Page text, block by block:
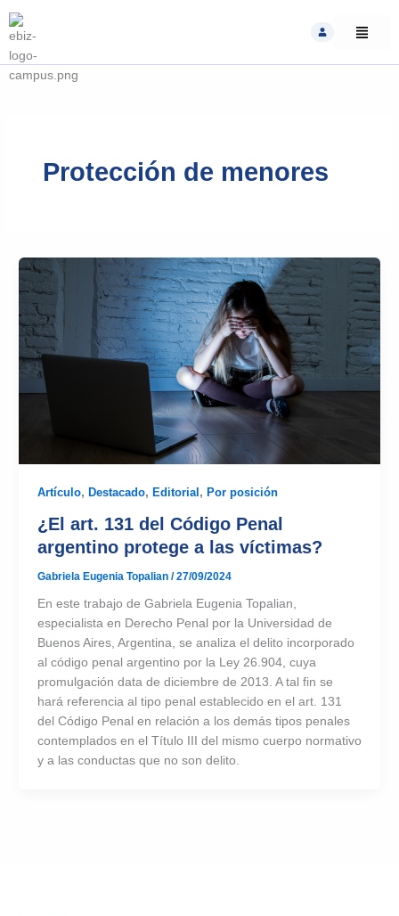
to
content
Protección de menores
Artículo, Destacado, Editorial, Por posición
¿El art. 131 del Código Penal
argentino protege a las víctimas?
Gabriela Eugenia Topalian /27/09/2024
En este trabajo de Gabriela Eugenia Topalian,
especialista en Derecho Penal por la Universidad de
Buenos Aires, Argentina, se analiza el delito incorporado
al código penal argentino por la Ley 26.904, cuya
promulgación data de diciembre de 2013. A tal fin se
hará referencia al tipo penal establecido en el art. 131
del Código Penal en relación a los demás tipos penales
contemplados en el Título III del mismo cuerpo normativo
y a las conductas que no son delito.